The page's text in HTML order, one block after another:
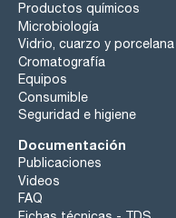
Productos químicos
Microbiología
Vidrio, cuarzo y porcelana
Cromatografía
Equipos
Consumible
Seguridad e higiene
Documentación
Publicaciones
Videos
FAQ